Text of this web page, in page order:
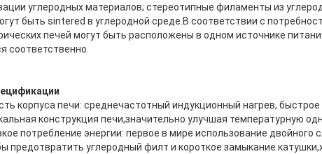
углеродных материалов; стереотипные филаменты из
быть sintered в углеродной среде.В соответствии с
печей могут быть расположены в одном источнике
соответственно.
корпуса печи: среднечастотный индукционный нагрев, быстрое
конструкция печи,значительно улучшая температурную
потребление энергии: первое в мире использование двойного
предотвратить углеродный филт и короткое замыкание